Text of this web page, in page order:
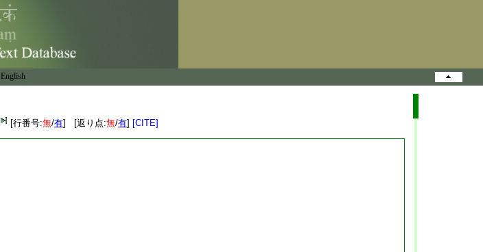
English
[行番号:無/有] [返り点:無/有] [CITE]